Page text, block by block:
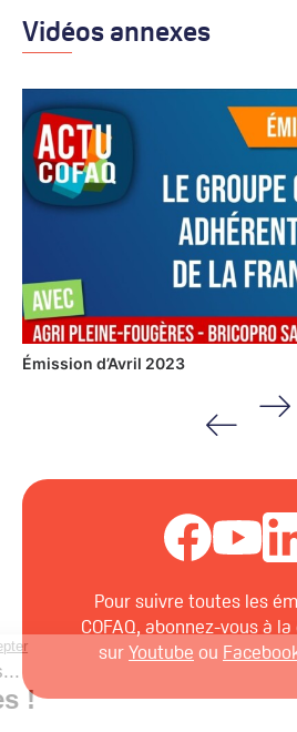
Vidéos annexes
Émission d’Avril 2023
Pour suivre toutes les
COFAQ, abonnez-vous à
surYoutube ou